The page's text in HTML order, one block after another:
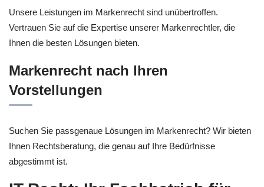
Unsere Leistungen im Markenrecht sind unübertroffen.
Vertrauen Sie auf die Expertise unserer Markenrechtler, die
Ihnen die besten Lösungen bieten.
Markenrecht nach Ihren
Vorstellungen
Suchen Sie passgenaue Lösungen im Markenrecht? Wir bieten
Ihnen Rechtsberatung, die genau auf Ihre Bedürfnisse
abgestimmt ist.